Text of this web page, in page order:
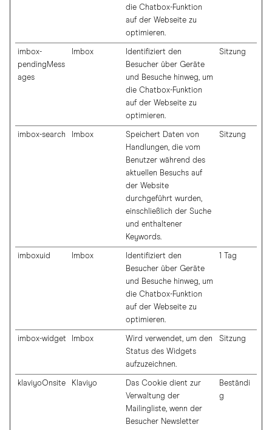
die Chatbox-Funktion
auf der Webseite zu
optimieren.
imbox-
pendingMess
ages
Imbox
Identifiziert den
Besucher über Geräte
und Besuche hinweg, um
die Chatbox-Funktion
auf der Webseite zu
optimieren.
Sitzung
imbox-search Imbox
Speichert Daten von
Handlungen, die vom
Benutzer während des
aktuellen Besuchs auf
der Website
durchgeführt wurden,
einschließlich der Suche
und enthaltener
Keywords.
Sitzung
imboxuid Imbox
Identifiziert den
Besucher über Geräte
und Besuche hinweg, um
die Chatbox-Funktion
auf der Webseite zu
optimieren.
1 Tag
imbox-widget Imbox
Wird verwendet, um den
Status des Widgets
aufzuzeichnen.
Sitzung
klaviyoOnsite Klaviyo
Das Cookie dient zur
Verwaltung der
Mailingliste, wenn der
Besucher Newsletter
Beständi
g